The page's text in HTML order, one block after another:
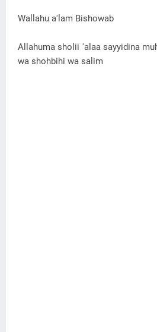
Wallahu a'lam Bishowab
Allahuma sholii 'alaa sayyidina
wa shohbihi wa salim